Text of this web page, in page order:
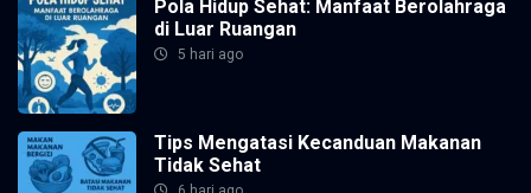
Pola Hidup Sehat: Manfaat Berolahraga
di Luar Ruangan
5 hari ago
Tips Mengatasi Kecanduan Makanan
Tidak Sehat